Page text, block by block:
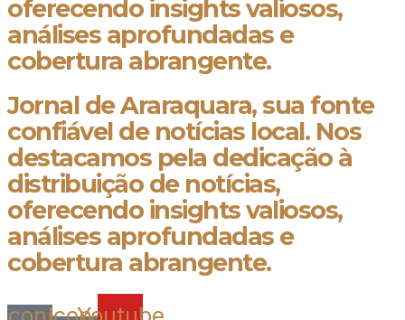
oferecendo insights valiosos,
análises aprofundadas e
cobertura abrangente.
Jornal de Araraquara, sua fonte
confiável de notícias local. Nos
destacamos pela dedicação à
distribuição de notícias,
oferecendo insights valiosos,
análises aprofundadas e
cobertura abrangente.